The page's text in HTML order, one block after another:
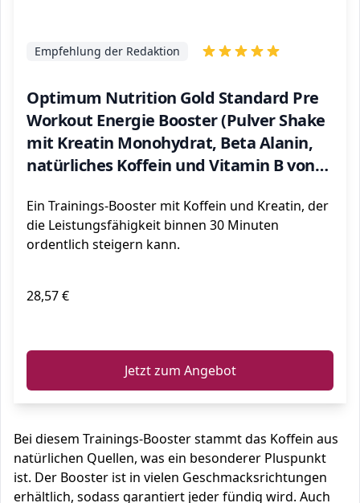
Optimum Nutrition Gold Standard Pre
Workout Energie Booster (Pulver Shake
mit Kreatin Monohydrat, Beta Alanin,
natürliches Koffein und Vitamin B von
Empfehlung der Redaktion
Ein Trainings-Booster mit Koffein und Kreatin, der
die Leistungsfähigkeit binnen 30 Minuten
ordentlich steigern kann.
28,57 €
Jetzt zum Angebot
Bei diesem Trainings-Booster stammt das Koffein aus
natürlichen Quellen, was ein besonderer Pluspunkt
ist. Der Booster ist in vielen Geschmacksrichtungen
erhältlich, sodass garantiert jeder fündig wird. Auch